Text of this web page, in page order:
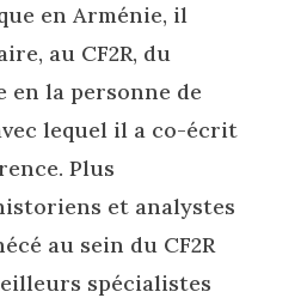
en Arménie, il
au CF2R, du
la personne de
lequel il a co-écrit
Plus
et analystes
au sein du CF2R
spécialistes